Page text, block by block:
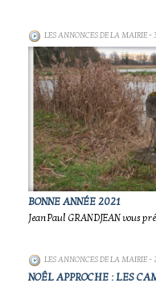
LES ANNONCES DE LA MAIRIE-
BONNE ANNÉE 2021
Jean Paul GRANDJEAN vous
LES ANNONCES DE LA MAIRIE-
NOÊL APPROCHE : LES